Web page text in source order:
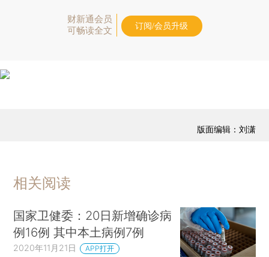
财新通会员
可畅读全文
订阅/会员升级
版面编辑：刘潇
相关阅读
国家卫健委：20日新增确诊病
例16例 其中本土病例7例
2020年11月21日 APP打开